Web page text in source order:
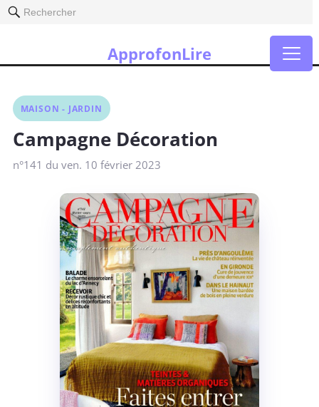
Rechercher
ApprofonLire
MAISON - JARDIN
Campagne Décoration
n°141 du ven. 10 février 2023